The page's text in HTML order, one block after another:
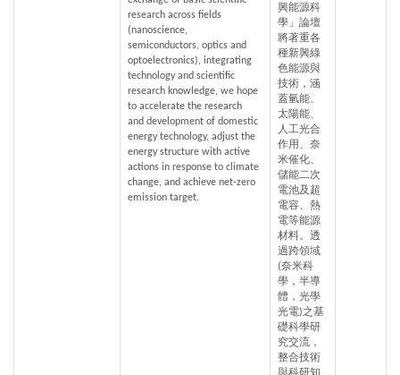
research across fields
(nanoscience,
semiconductors, optics and
optoelectronics), integrating
technology and scientific
research knowledge, we hope
to accelerate the research
and development of domestic
energy technology, adjust the
energy structure with active
actions in response to climate
change, and achieve net-zero
emission target.
興能源科
學」論壇
將著重各
種新興綠
色能源與
技術，涵
蓋氫能、
太陽能、
人工光合
作用、奈
米催化、
儲能二次
電池及超
電容、熱
電等能源
材料。透
過跨領域
(奈米科
學，半導
體，光學
光電)之基
礎科學研
究交流，
整合技術